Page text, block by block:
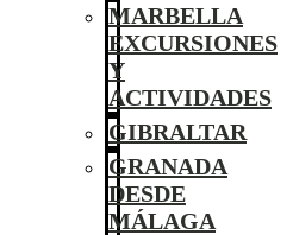
MARBELLA
EXCURSIONES
Y
ACTIVIDADES
GIBRALTAR
GRANADA
DESDE
MÁLAGA